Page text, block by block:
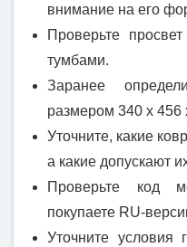
внимание на его
Проверьте
тумбами.
Заранее
размером 340 x 456
Уточните, какие
а какие допускают
Проверьте код
покупаете RU-
Уточните условия